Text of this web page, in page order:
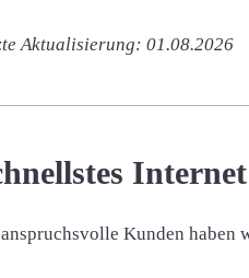
Aktualisierung: 01.08.2026
Kunden haben